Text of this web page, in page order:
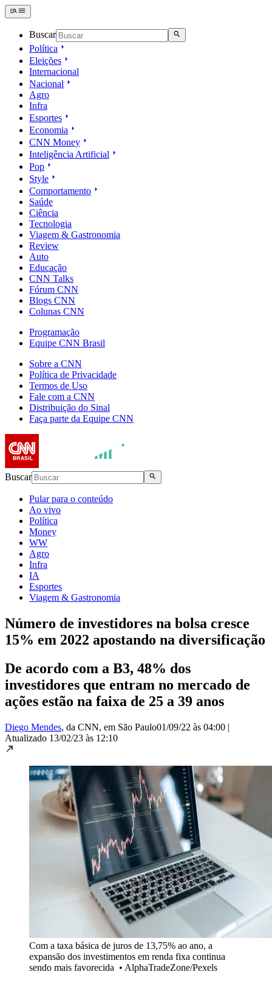
Buscar
Política
Eleições
Internacional
Nacional
Agro
Infra
Esportes
Economia
CNN Money
Inteligência Artificial
Pop
Style
Comportamento
Saúde
Ciência
Tecnologia
Viagem & Gastronomia
Review
Auto
Educação
CNN Talks
Fórum CNN
Blogs CNN
Colunas CNN
Programação
Equipe CNN Brasil
Sobre a CNN
Política de Privacidade
Termos de Uso
Fale com a CNN
Distribuição do Sinal
Faça parte da Equipe CNN
Buscar
Pular para o conteúdo
Ao vivo
Política
Money
WW
Agro
Infra
IA
Esportes
Viagem & Gastronomia
Número de investidores na bolsa cresce
15% em 2022 apostando na diversificação
De acordo com a B3, 48% dos
investidores que entram no mercado de
ações estão na faixa de 25 a 39 anos
Diego Mendes, da CNN, em São Paulo01/09/22 às 04:00 |
Atualizado 13/02/23 às 12:10
Com a taxa básica de juros de 13,75% ao ano, a
expansão dos investimentos em renda fixa continua
sendo mais favorecida • AlphaTradeZone/Pexels